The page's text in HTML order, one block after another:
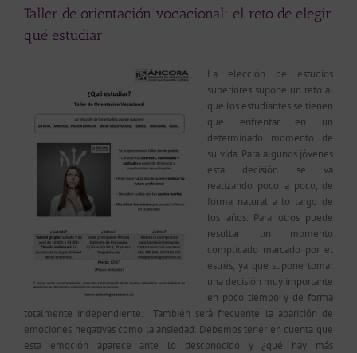
Taller de orientación vocacional: el reto de elegir
qué estudiar
La elección de estudios
superiores supone un reto al
que los estudiantes se tienen
que enfrentar en un
determinado momento de
su vida. Para algunos jóvenes
esta decisión se va
realizando poco a poco, de
forma natural a lo largo de
los años. Para otros puede
resultar un momento
complicado marcado por el
estrés, ya que supone tomar
una decisión muy importante
en poco tiempo y de forma
totalmente independiente. También será frecuente la aparición de
emociones negativas como la ansiedad. Debemos tener en cuenta que
esta emoción aparece ante lo desconocido y ¿qué hay más